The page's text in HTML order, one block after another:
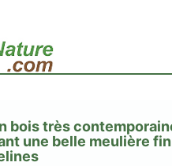
bois très
une belle meulière